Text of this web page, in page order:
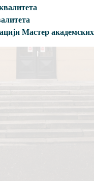
Мaстер